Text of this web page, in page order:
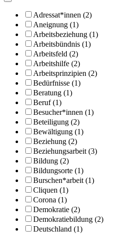
Adressat*innen (2)
Aneignung (1)
Arbeitsbeziehung (1)
Arbeitsbündnis (1)
Arbeitsfeld (2)
Arbeitshilfe (2)
Arbeitsprinzipien (2)
Bedürfnisse (1)
Beratung (1)
Beruf (1)
Besucher*innen (1)
Beteiligung (2)
Bewältigung (1)
Beziehung (2)
Beziehungsarbeit (3)
Bildung (2)
Bildungsorte (1)
Burschen*arbeit (1)
Cliquen (1)
Corona (1)
Demokratie (2)
Demokratiebildung (2)
Deutschland (1)